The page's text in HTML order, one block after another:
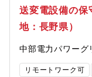
た。当社は、災害に
安価で安定的な電力
の応募部署である『
ます。当社管内に配
配電運営グループで
送変電設備の保
地：長野県）
中部電力パワーグ
リモートワーク可